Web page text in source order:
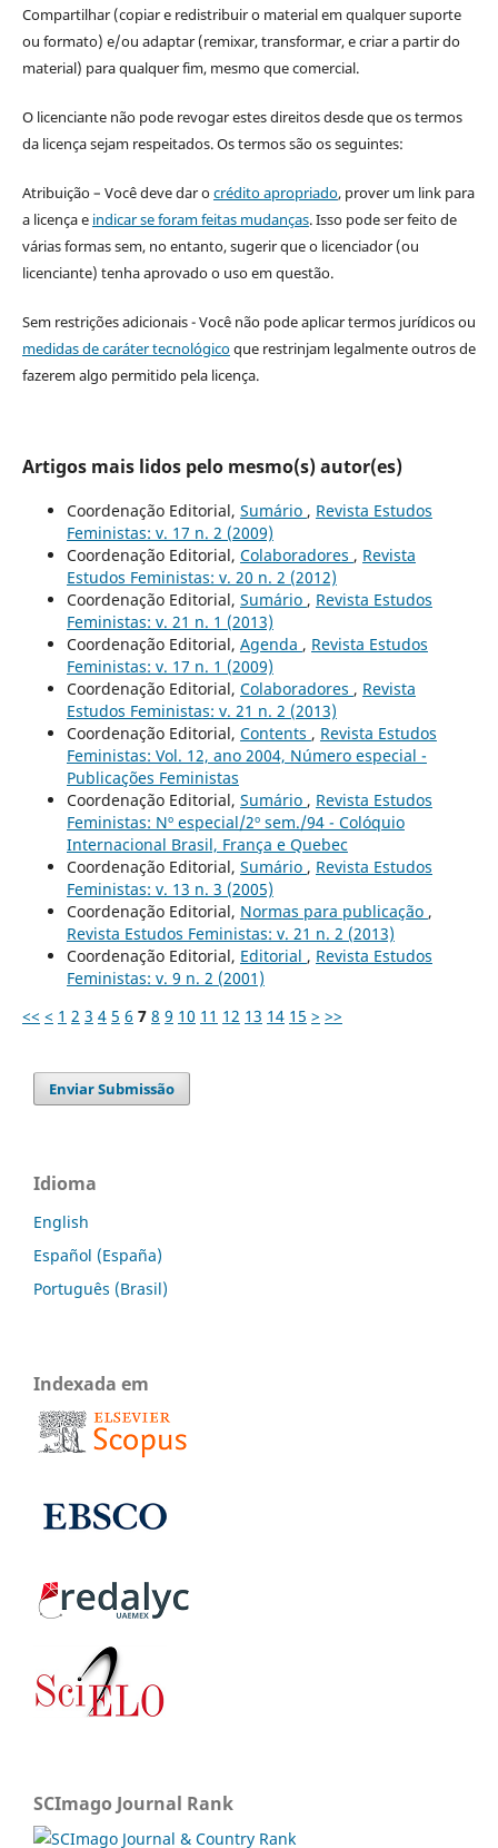
Compartilhar (copiar e redistribuir o material em qualquer suporte
ou formato) e/ou adaptar (remixar, transformar, e criar a partir do
material) para qualquer fim, mesmo que comercial.
O licenciante não pode revogar estes direitos desde que os termos
da licença sejam respeitados. Os termos são os seguintes:
Atribuição – Você deve dar ocrédito apropriado, prover um link para
a licença e indicar se foram feitas mudanças. Isso pode ser feito de
várias formas sem, no entanto, sugerir que o licenciador (ou
licenciante) tenha aprovado o uso em questão.
Sem restrições adicionais - Você não pode aplicar termos jurídicos ou
medidas de caráter tecnológicoque restrinjam legalmente outros de
fazerem algo permitido pela licença.
Artigos mais lidos pelo mesmo(s) autor(es)
Coordenação Editorial, Sumário , Revista Estudos
Feministas: v. 17 n. 2 (2009)
Coordenação Editorial, Colaboradores , Revista
Estudos Feministas: v. 20 n. 2 (2012)
Coordenação Editorial, Sumário , Revista Estudos
Feministas: v. 21 n. 1 (2013)
Coordenação Editorial, Agenda , Revista Estudos
Feministas: v. 17 n. 1 (2009)
Coordenação Editorial, Colaboradores , Revista
Estudos Feministas: v. 21 n. 2 (2013)
Coordenação Editorial, Contents , Revista Estudos
Feministas: Vol. 12, ano 2004, Número especial -
Publicações Feministas
Coordenação Editorial, Sumário , Revista Estudos
Feministas: Nº especial/2º sem./94 - Colóquio
Internacional Brasil, França e Quebec
Coordenação Editorial, Sumário , Revista Estudos
Feministas: v. 13 n. 3 (2005)
Coordenação Editorial, Normas para publicação ,
Revista Estudos Feministas: v. 21 n. 2 (2013)
Coordenação Editorial, Editorial , Revista Estudos
Feministas: v. 9 n. 2 (2001)
<< < 1 2 3 4 5 6 7 8 9 10 11 12 13 14 15 > >>
Enviar Submissão
Idioma
English
Español (España)
Português (Brasil)
Indexada em
SCImago Journal Rank